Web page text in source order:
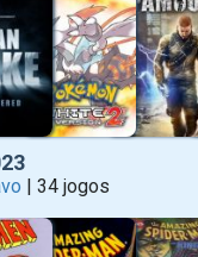
| 34 jogos